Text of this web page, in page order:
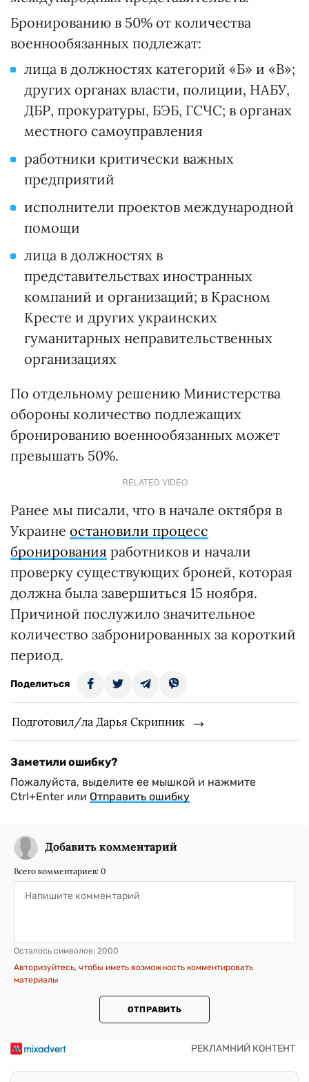
Бронированию в 50% от количества
военнообязанных подлежат:
лица в должностях категорий «Б» и «В»;
других органах власти, полиции, НАБУ,
ДБР, прокуратуры, БЭБ, ГСЧС; в органах
местного самоуправления
работники критически важных
предприятий
исполнители проектов международной
помощи
лица в должностях в
представительствах иностранных
компаний и организаций; в Красном
Кресте и других украинских
гуманитарных неправительственных
организациях
По отдельному решению Министерства
обороны количество подлежащих
бронированию военнообязанных может
превышать 50%.
RELATED VIDEO
Ранее мы писали, что в начале октября в
Украине остановили процесс
бронирования работников и начали
проверку существующих броней, которая
должна была завершиться 15 ноября.
Причиной послужило значительное
количество забронированных за короткий
период.
Поделиться
Подготовил/ла Дарья Скрипник
Заметили ошибку?
Пожалуйста, выделите ее мышкой и нажмите
Ctrl+Enter или Отправить ошибку
Добавить комментарий
Всего комментариев: 0
Осталось символов: 2000
Авторизуйтесь, чтобы иметь возможность комментировать
материалы
ОТПРАВИТЬ